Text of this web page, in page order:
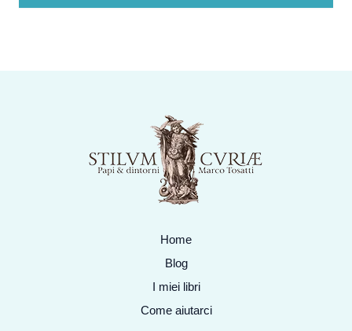
Home
Blog
I miei libri
Come aiutarci